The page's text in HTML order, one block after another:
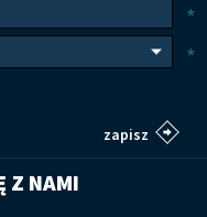
*
*
Z NAMI